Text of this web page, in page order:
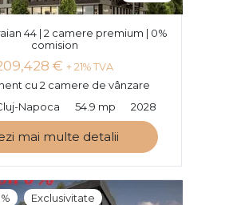
44 | 2 camere premium | 0%
comision
€ + 21% TVA
cu 2 camere de vânzare
Napoca
54.9 mp 2028
mai multe detalii
Exclusivitate